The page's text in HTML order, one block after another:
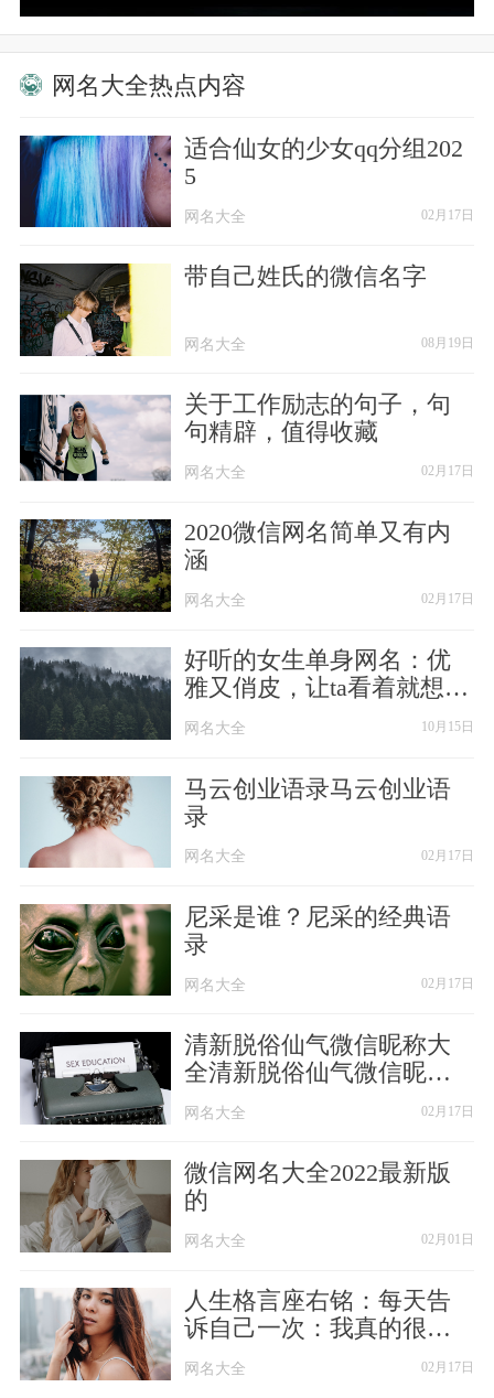
【27】、黎歌
【29】、睡着的宝贝
【30】、初懵
【31】、拒絕愛妹.
【32】、我想见你
【33】、feel╭幸福
【34】、到此为止||◇
【35】、自强不息╭ェ
【36】、谣言
【38】、笑咖.
【40】、爱可摘星辰
【41】、香橙ぽ
【42】、逆襲了。
【43】、为谁画相思╮
【44】、╭犀利哥
【45】、╭借不到的三寸日光╭
【46】、告诉自己﹏要坚强
【47】、坚持
【49】、爱情的过失
【50】、留蓝
网名大全热点内容
适合仙女的少女qq分组202
5
网名大全 02月17日
网名大全
带自己姓氏的微信名字
网名大全 08月19日
网名大全
关于工作励志的句子，句
句精辟，值得收藏
网名大全 02月17日
网名大全
2020微信网名简单又有内
涵
网名大全 02月17日
网名大全
好听的女生单身网名：优
雅又俏皮，让ta看着就想到
你
网名大全 10月15日
网名大全
马云创业语录马云创业语
录
网名大全 02月17日
网名大全
尼采是谁？尼采的经典语
录
网名大全 02月17日
网名大全
清新脱俗仙气微信昵称大
全清新脱俗仙气微信昵称
大全
网名大全 02月17日
网名大全
微信网名大全2022最新版
的
网名大全 02月01日
网名大全
人生格言座右铭：每天告
诉自己一次：我真的很不
错
网名大全 02月17日
网名大全